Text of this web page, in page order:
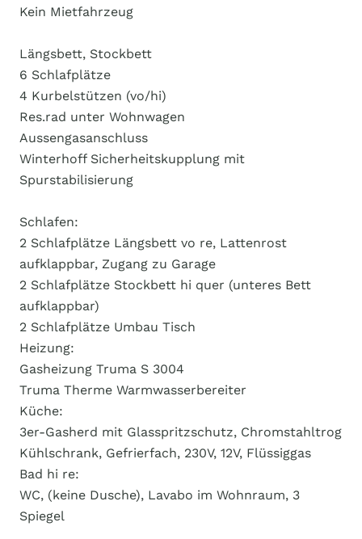
Kein Mietfahrzeug
Längsbett, Stockbett
6 Schlafplätze
4 Kurbelstützen (vo/hi)
Res.rad unter Wohnwagen
Aussengasanschluss
Winterhoff Sicherheitskupplung mit
Spurstabilisierung
Schlafen:
2 Schlafplätze Längsbett vo re, Lattenrost
aufklappbar, Zugang zu Garage
2 Schlafplätze Stockbett hi quer (unteres Bett
aufklappbar)
2 Schlafplätze Umbau Tisch
Heizung:
Gasheizung Truma S 3004
Truma Therme Warmwasserbereiter
Küche:
3er-Gasherd mit Glasspritzschutz, Chromstahltrog
Kühlschrank, Gefrierfach, 230V, 12V, Flüssiggas
Bad hi re:
WC, (keine Dusche), Lavabo im Wohnraum, 3
Spiegel